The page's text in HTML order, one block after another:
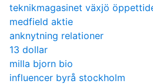
teknikmagasinet växjö
medfield aktie
anknytning relationer
13 dollar
milla bjorn bio
influencer byrå stockholm